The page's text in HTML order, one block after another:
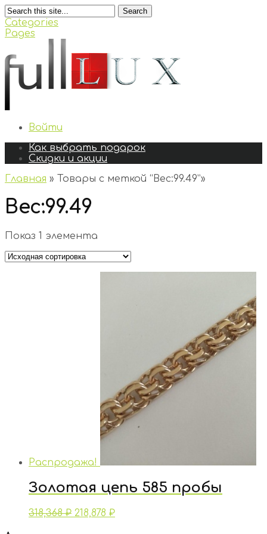
Search
Categories
Pages
Войти
Как выбрать подарок
Скидки и акции
Главная » Товары с меткой “Вес:99.49”»
Вес:99.49
Показ 1 элемента
Распродажа!
Золотая цепь 585 пробы
318,368₽ 218,878 ₽